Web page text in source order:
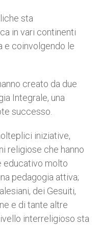
sta
in vari continenti
e coinvolgendo le
creato da due
Integrale, una
successo.
iniziative,
religiose che hanno
educativo molto
pedagogia attiva;
dei Gesuiti,
e di tante altre
interreligioso sta